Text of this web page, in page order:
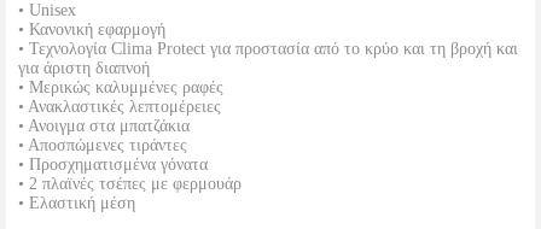
• Unisex
• Κανονική εφαρμογή
• Τεχνολογία Clima Protect για προστασία από το κρύο και τη βροχή και
για άριστη διαπνοή
• Μερικώς καλυμμένες ραφές
• Ανακλαστικές λεπτομέρειες
• Ανοιγμα στα μπατζάκια
• Αποσπώμενες τιράντες
• Προσχηματισμένα γόνατα
• 2 πλαϊνές τσέπες με φερμουάρ
• Ελαστική μέση